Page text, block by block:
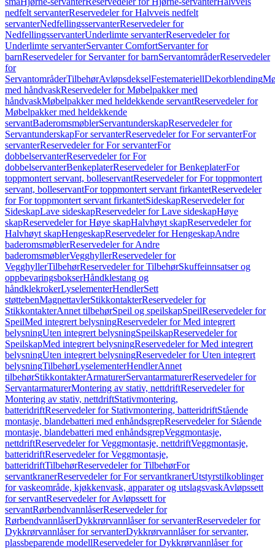
nedfelt servanterReservedeler for Halvveis nedfelt
servanterNedfellingsservanterReservedeler for
NedfellingsservanterUnderlimte servanterReservedeler for
Underlimte servanterServanter ComfortServanter for
barnReservedeler for Servanter for barnServantområderReservedeler
for
ServantområderTilbehørAvløpsdekselFestemateriellDekorblending
med håndvaskReservedeler for Møbelpakker med
håndvaskMøbelpakker med heldekkende servantReservedeler for
Møbelpakker med heldekkende
servantBaderomsmøblerServantunderskapReservedeler for
ServantunderskapFor servanterReservedeler for For servanterFor
servanterReservedeler for For servanterFor
dobbelservanterReservedeler for For
dobbelservanterBenkeplaterReservedeler for BenkeplaterFor
toppmontert servant, bolleservantReservedeler for For toppmontert
servant, bolleservantFor toppmontert servant firkantetReservedeler
for For toppmontert servant firkantetSideskapReservedeler for
SideskapLave sideskapReservedeler for Lave sideskapHøye
skapReservedeler for Høye skapHalvhøyt skapReservedeler for
Halvhøyt skapHengeskapReservedeler for HengeskapAndre
baderomsmøblerReservedeler for Andre
baderomsmøblerVegghyllerReservedeler for
VegghyllerTilbehørReservedeler for TilbehørSkuffeinnsatser og
oppbevaringsbokserHåndklestang og
håndklekrokerLyselementerHendlerSett
støttebenMagnettavlerStikkontakterReservedeler for
StikkontakterAnnet tilbehørSpeil og speilskapSpeilReservedeler for
SpeilMed integrert belysningReservedeler for Med integrert
belysningUten integrert belysningSpeilskapReservedeler for
SpeilskapMed integrert belysningReservedeler for Med integrert
belysningUten integrert belysningReservedeler for Uten integrert
belysningTilbehørLyselementerHendlerAnnet
tilbehørStikkontakterArmaturerServantarmaturerReservedeler for
ServantarmaturerMontering av stativ, nettdriftReservedeler for
Montering av stativ, nettdriftStativmontering,
batteridriftReservedeler for Stativmontering, batteridriftStående
montasje, blandebatteri med enhåndsgrepReservedeler for Stående
montasje, blandebatteri med enhåndsgrepVeggmontasje,
nettdriftReservedeler for Veggmontasje, nettdriftVeggmontasje,
batteridriftReservedeler for Veggmontasje,
batteridriftTilbehørReservedeler for TilbehørFor
servantkranerReservedeler for For servantkranerUtstyrstilkoblinger
for vaskeområde, kjøkkenvask, apparater og utslagsvaskAvløpssett
for servantReservedeler for Avløpssett for
servantRørbendvannlåserReservedeler for
RørbendvannlåserDykkrørvannlåser for servanterReservedeler for
Dykkrørvannlåser for servanterDykkrørvannlåser for servanter,
plassbeparende modellReservedeler for Dykkrørvannlåser for